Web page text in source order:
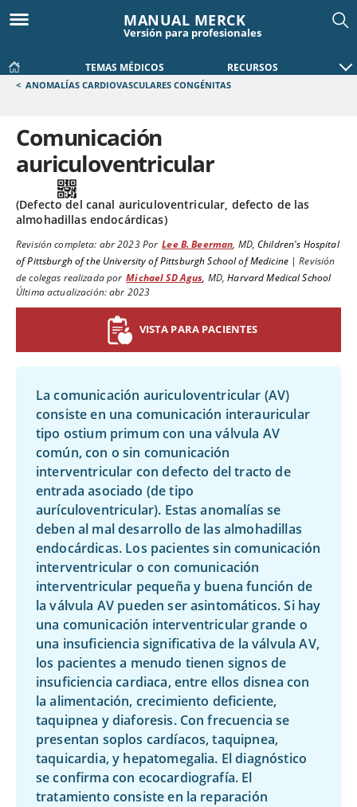
MANUAL MERCK
Versión para profesionales
TEMAS MÉDICOS RECURSOS
< ANOMALÍAS CARDIOVASCULARES CONGÉNITAS
Comunicación
auriculoventricular
(Defecto del canal auriculoventricular, defecto de las
almohadillas endocárdicas)
Revisión completa: abr 2023Por Lee B. Beerman, MD,Children's Hospital
of Pittsburgh of the University of Pittsburgh School of Medicine|Revisión
de colegas realizada por Michael SD Agus, MD,Harvard Medical School
Última actualización: abr 2023
VISTA PARA PACIENTES
La comunicación auriculoventricular (AV)
consiste en una comunicación interauricular
tipo ostium primum con una válvula AV
común, con o sin comunicación
interventricular con defecto del tracto de
entrada asociado (de tipo
aurículoventricular). Estas anomalías se
deben al mal desarrollo de las almohadillas
endocárdicas. Los pacientes sin comunicación
interventricular o con comunicación
interventricular pequeña y buena función de
la válvula AV pueden ser asintomáticos. Si hay
una comunicación interventricular grande o
una insuficiencia significativa de la válvula AV,
los pacientes a menudo tienen signos de
insuficiencia cardiaca, entre ellos disnea con
la alimentación, crecimiento deficiente,
taquipnea y diaforesis. Con frecuencia se
presentan soplos cardíacos, taquipnea,
taquicardia, y hepatomegalia. El diagnóstico
se confirma con ecocardiografía. El
tratamiento consiste en la reparación